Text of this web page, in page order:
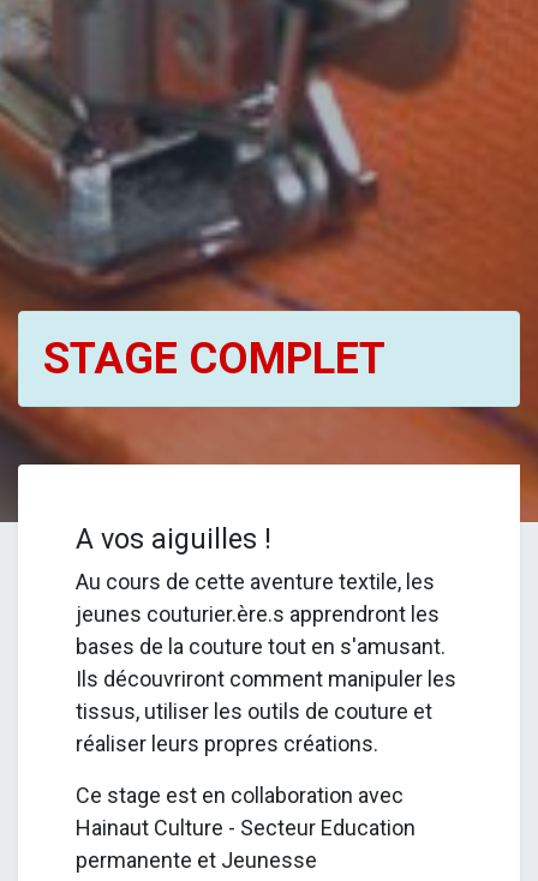
STAGE COMPLET
A vos aiguilles !
Au cours de cette aventure textile, les
jeunes couturier.ère.s apprendront les
bases de la couture tout en s'amusant.
Ils découvriront comment manipuler les
tissus, utiliser les outils de couture et
réaliser leurs propres créations.
Ce stage est en collaboration avec
Hainaut Culture - Secteur Education
permanente et Jeunesse